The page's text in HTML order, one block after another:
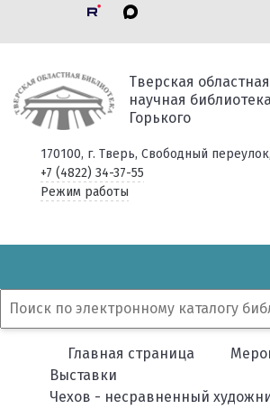
Тверская
научная
Горького
170100, г. Тверь, Свободный
+7 (4822) 34-37-55
Режим работы
Главная страница
Выставки
Чехов - несравненный